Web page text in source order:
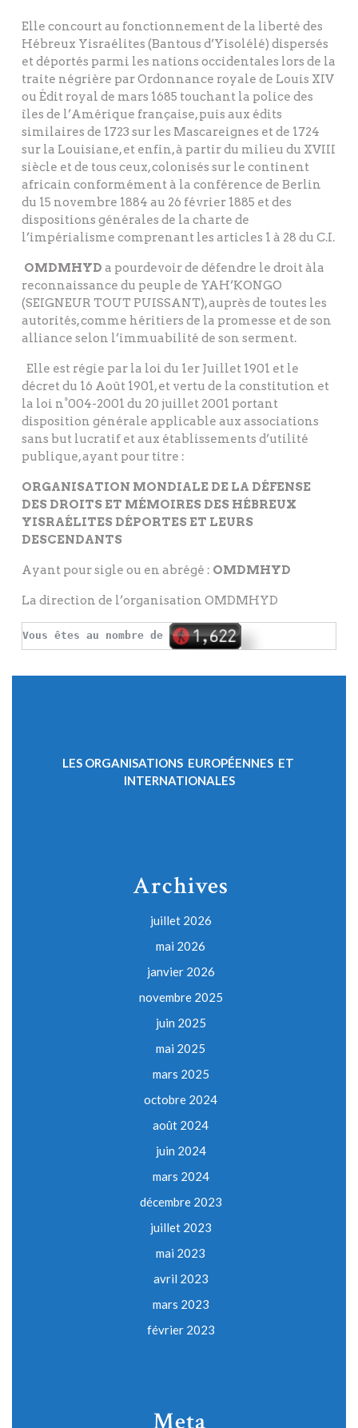
Elle concourt au fonctionnement de la liberté des
Hébreux Yisraélites (Bantous d’Yisolélé) dispersés
et déportés parmi les nations occidentales lors de la
traite négrière par Ordonnance royale de Louis XIV
ou Édit royal de mars 1685 touchant la police des
îles de l’Amérique française, puis aux édits
similaires de 1723 sur les Mascareignes et de 1724
sur la Louisiane, et enfin, à partir du milieu du XVIII
siècle et de tous ceux, colonisés sur le continent
africain conformément à la conférence de Berlin
du 15 novembre 1884 au 26 février 1885 et des
dispositions générales de la charte de
l’impérialisme comprenant les articles 1 à 28 du C.I.
OMDMHYD a pourdevoir de défendre le droit àla
reconnaissance du peuple de YAH’KONGO
(SEIGNEUR TOUT PUISSANT), auprès de toutes les
autorités, comme héritiers de la promesse et de son
alliance selon l’immuabilité de son serment.
Elle est régie par la loi du 1er Juillet 1901 et le
décret du 16 Août 1901, et vertu de la constitution et
la loi n°004-2001 du 20 juillet 2001 portant
disposition générale applicable aux associations
sans but lucratif et aux établissements d’utilité
publique, ayant pour titre :
ORGANISATION MONDIALE DE LA DÉFENSE
DES DROITS ET MÉMOIRES DES HÉBREUX
YISRAÉLITES DÉPORTES ET LEURS
DESCENDANTS
Ayant pour sigle ou en abrégé : OMDMHYD
La direction de l’organisation OMDMHYD
Vous êtes au nombre de
LES ORGANISATIONS EUROPÉENNES ET
INTERNATIONALES
Archives
juillet 2026
mai 2026
janvier 2026
novembre 2025
juin 2025
mai 2025
mars 2025
octobre 2024
août 2024
juin 2024
mars 2024
décembre 2023
juillet 2023
mai 2023
avril 2023
mars 2023
février 2023